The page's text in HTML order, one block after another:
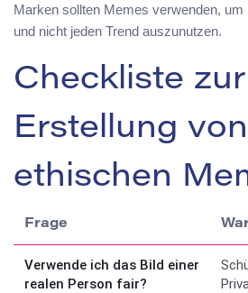
Marken sollten Memes verwenden,
und nicht jeden Trend auszunutzen.
Checkliste zur
Erstellung von
ethischen
Frage
Verwende ich das Bild einer
realen Person fair?